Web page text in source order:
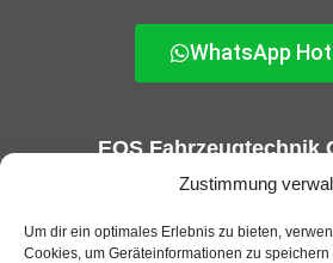
Zustimmung
Um dir ein optimales Erlebnis zu bieten,
Cookies, um Geräteinformationen zu
WhatsApp
EOS Fahrzeugtechnik
KFZ-Gutachter und GTÜ